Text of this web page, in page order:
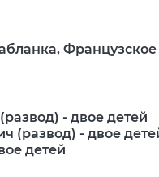
- двое детей
(развод) - двое
детей